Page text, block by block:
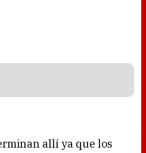
allí ya que los